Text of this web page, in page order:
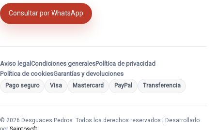
Consultar por WhatsApp
Aviso legalCondiciones generalesPolítica de privacidad
Política de cookiesGarantías y devoluciones
Pago seguro Visa Mastercard PayPal Transferencia
© 2026 Desguaces Pedros. Todos los derechos reservados | Desarrollado